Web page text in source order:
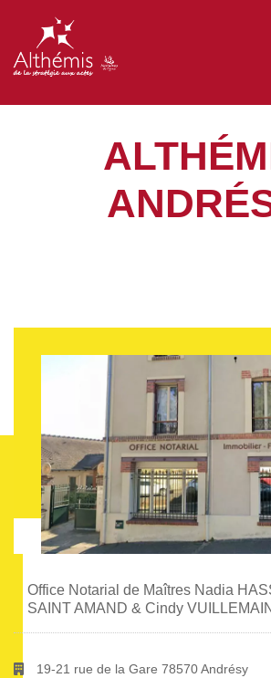
Office Notarial de Maîtres Nadia
SAINT AMAND & Cindy VUILLEMAIN
19-21 rue de la Gare 78570 Andrésy